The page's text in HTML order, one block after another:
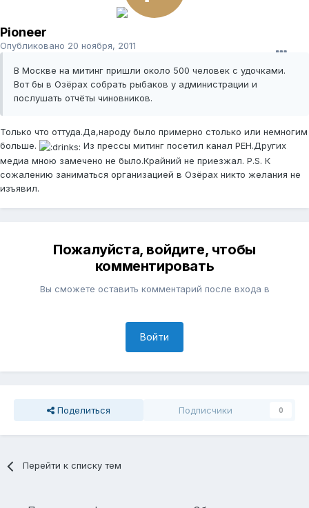
Pioneer
Опубликовано 20 ноября, 2011
В Москве на митинг пришли около 500 человек с удочками.
Вот бы в Озёрах собрать рыбаков у администрации и
послушать отчёты чиновников.
Только что оттуда.Да,народу было примерно столько или немногим
больше.
Из прессы митинг посетил канал РЕН.Других
медиа мною замечено не было.Крайний не приезжал. P.S. К
сожалению заниматься организацией в Озёрах никто желания не
изъявил.
Пожалуйста, войдите, чтобы
комментировать
Вы сможете оставить комментарий после входа в
Войти
Поделиться Подписчики 0
Перейти к списку тем